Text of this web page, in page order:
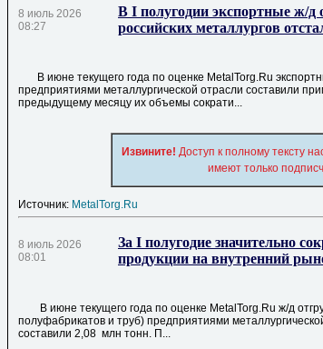
8 июль 2026
08:27
В I полугодии экспортные ж/д
российских металлургов
В июне текущего года по оценке MetalTorg.Ru
предприятиями металлургической отрасли составили
предыдущему месяцу их объемы сократи...
Извините! Доступ к полному тексту
имеют только
Источник: MetalTorg.Ru
8 июль 2026
08:01
За I полугодие значительно
продукции на внутренний
В июне текущего года по оценке MetalTorg.Ru ж/д
полуфабрикатов и труб) предприятиями
составили 2,08 млн тонн. П...